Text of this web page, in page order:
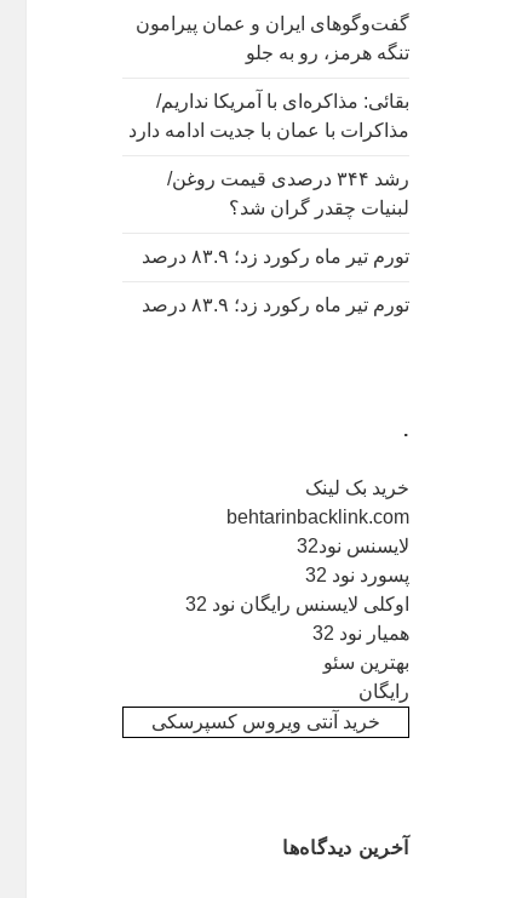
گفت‌وگوهای ایران و عمان پیرامون
تنگه هرمز، رو به جلو
بقائی: مذاکره‌ای با آمریکا نداریم/
مذاکرات با عمان با جدیت ادامه دارد
رشد ۳۴۴ درصدی قیمت روغن/
لبنیات چقدر گران شد؟
تورم تیر ماه رکورد زد؛ ۸۳.۹ درصد
تورم تیر ماه رکورد زد؛ ۸۳.۹ درصد
.
خرید بک لینک
behtarinbacklink.com
لایسنس نود32
پسورد نود 32
اوکلی لایسنس رایگان نود 32
همیار نود 32
بهترین سئو
رایگان
خرید آنتی ویروس کسپرسکی
آخرین دیدگاه‌ها